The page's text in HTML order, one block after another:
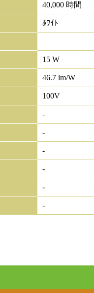
40,000 時間
ﾎﾜｲﾄ
15 W
46.7 lm/W
100V
-
-
-
-
-
-